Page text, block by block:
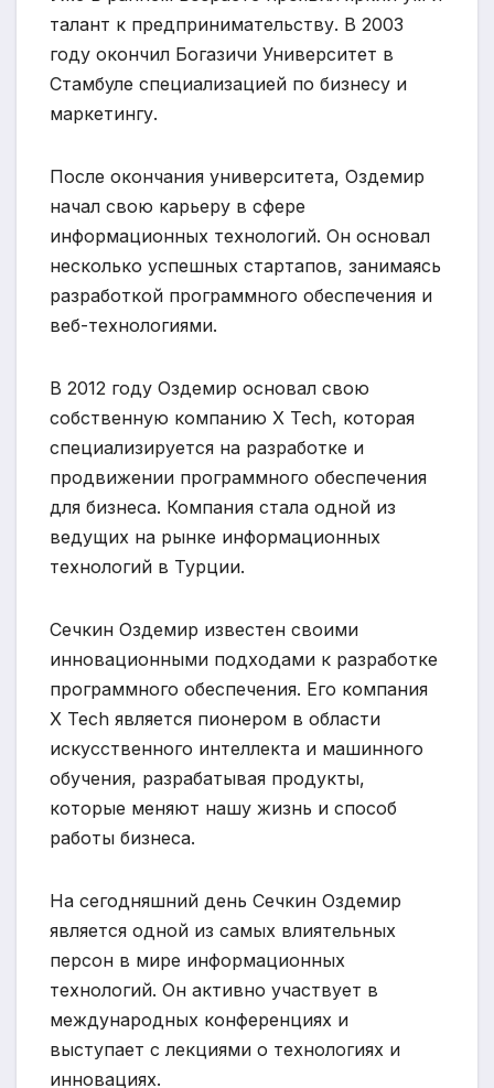
талант к предпринимательству. В 2003
году окончил Богазичи Университет в
Стамбуле специализацией по бизнесу и
маркетингу.
После окончания университета, Оздемир
начал свою карьеру в сфере
информационных технологий. Он основал
несколько успешных стартапов, занимаясь
разработкой программного обеспечения и
веб-технологиями.
В 2012 году Оздемир основал свою
собственную компанию X Tech, которая
специализируется на разработке и
продвижении программного обеспечения
для бизнеса. Компания стала одной из
ведущих на рынке информационных
технологий в Турции.
Сечкин Оздемир известен своими
инновационными подходами к разработке
программного обеспечения. Его компания
X Tech является пионером в области
искусственного интеллекта и машинного
обучения, разрабатывая продукты,
которые меняют нашу жизнь и способ
работы бизнеса.
На сегодняшний день Сечкин Оздемир
является одной из самых влиятельных
персон в мире информационных
технологий. Он активно участвует в
международных конференциях и
выступает с лекциями о технологиях и
инновациях.